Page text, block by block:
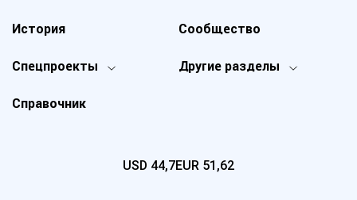
Спецпроекты Другие разделы
История
Справочник
Сообщество
USD 44,7EUR 51,62